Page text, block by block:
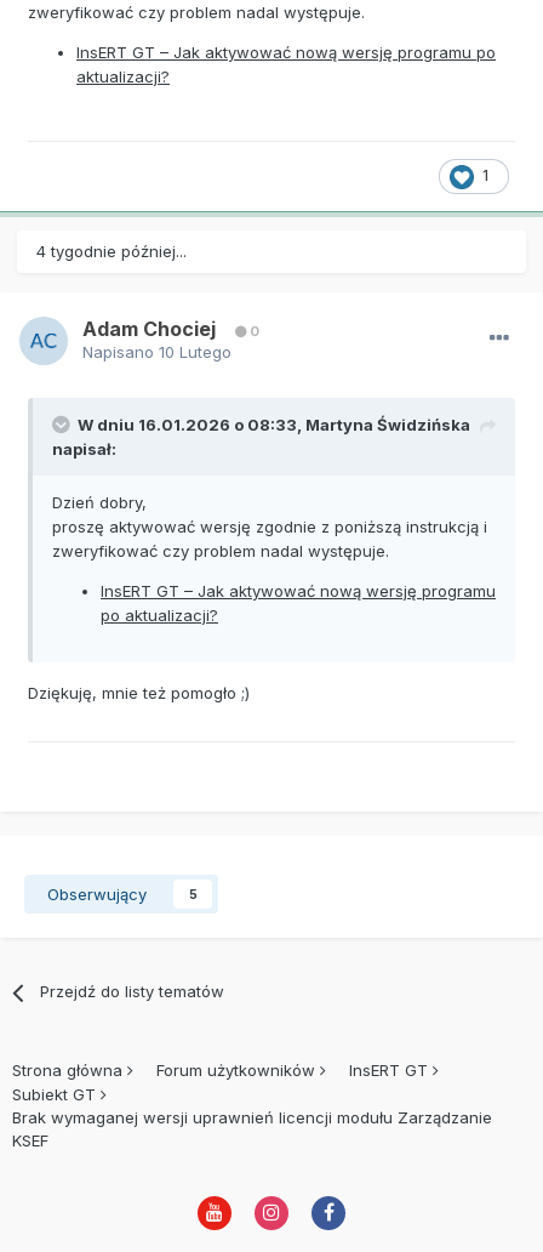
zweryfikować czy problem nadal występuje.
InsERT GT – Jak aktywować nową wersję programu po
aktualizacji?
1
4 tygodnie później...
Adam Chociej 0
Napisano 10 Lutego
W dniu 16.01.2026 o 08:33, Martyna Świdzińska
napisał:
Dzień dobry,
proszę aktywować wersję zgodnie z poniższą instrukcją i
zweryfikować czy problem nadal występuje.
InsERT GT – Jak aktywować nową wersję programu
po aktualizacji?
Dziękuję, mnie też pomogło ;)
Obserwujący 5
Przejdź do listy tematów
Strona główna Forum użytkowników
InsERT GT
Subiekt GT
Brak wymaganej wersji uprawnień licencji modułu Zarządzanie
KSEF